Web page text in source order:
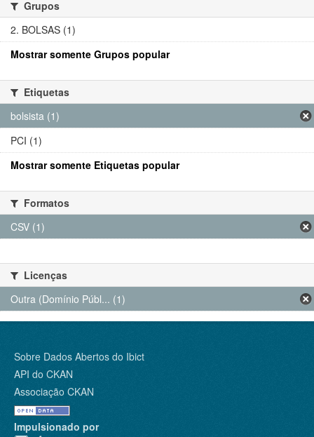
Grupos
2. BOLSAS (1)
Mostrar somente Grupos popular
Etiquetas
bolsista (1)
PCI (1)
Mostrar somente Etiquetas popular
Formatos
CSV (1)
Licenças
Outra (Domínio Públ... (1)
Sobre Dados Abertos do Ibict
API do CKAN
Associação CKAN
Impulsionado por